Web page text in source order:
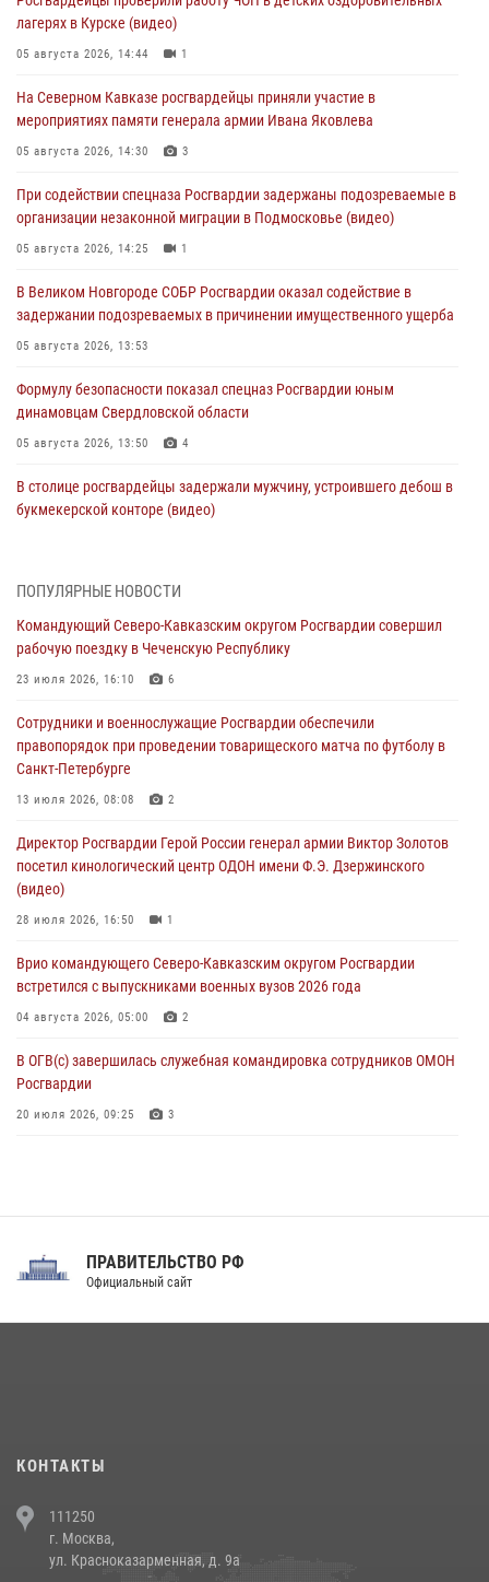
лагерях в Курске (видео)
05 августа 2026, 14:44 1
На Северном Кавказе росгвардейцы приняли участие в
мероприятиях памяти генерала армии Ивана Яковлева
05 августа 2026, 14:30 3
При содействии спецназа Росгвардии задержаны подозреваемые в
организации незаконной миграции в Подмосковье (видео)
05 августа 2026, 14:25 1
В Великом Новгороде СОБР Росгвардии оказал содействие в
задержании подозреваемых в причинении имущественного ущерба
05 августа 2026, 13:53
Формулу безопасности показал спецназ Росгвардии юным
динамовцам Свердловской области
05 августа 2026, 13:50 4
В столице росгвардейцы задержали мужчину, устроившего дебош в
букмекерской конторе (видео)
В Удмуртии при силовой поддержке спецназа Росгвардии
оздоровительных услуг (видео)
05 августа 2026, 13:20
посетили мастер-класс по художественной гимнастике
05 августа 2026, 13:00 3
Офицеры Росгвардии и ветераны войск правопорядка почтили
05 августа 2026, 12:40
Росгвардейцы приняли участие в акции «Волна памяти»,
посвящённой 83‑й годовщине освобождения Белгорода от
05 августа 2026, 12:13 1
ПОПУЛЯРНЫЕ НОВОСТИ
Командующий Северо-Кавказским округом Росгвардии совершил
рабочую поездку в Чеченскую Республику
23 июля 2026, 16:10 6
Сотрудники и военнослужащие Росгвардии обеспечили
правопорядок при проведении товарищеского матча по футболу в
Санкт-Петербурге
13 июля 2026, 08:08 2
Директор Росгвардии Герой России генерал армии Виктор Золотов
посетил кинологический центр ОДОН имени Ф.Э. Дзержинского
(видео)
28 июля 2026, 16:50 1
Врио командующего Северо-Кавказским округом Росгвардии
встретился с выпускниками военных вузов 2026 года
04 августа 2026, 05:00 2
В ОГВ(с) завершилась служебная командировка сотрудников ОМОН
Росгвардии
20 июля 2026, 09:25 3
Праздник «Один день с Росгвардией» к 105-летию Центрального
напавших на бригаду скорой помощи (видео)
14 июля 2026, 12:20
ПРАВИТЕЛЬСТВО РФ
Официальный сайт
КОНТАКТЫ
111250
г. Москва,
ул. Красноказарменная, д. 9а